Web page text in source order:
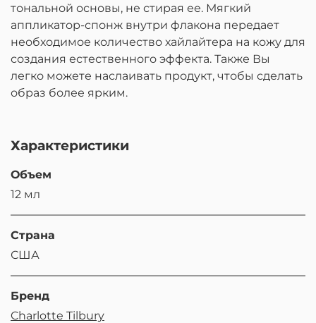
тональной основы, не стирая ее. Мягкий
аппликатор-спонж внутри флакона передает
необходимое количество хайлайтера на кожу для
создания естественного эффекта. Также Вы
легко можете наслаивать продукт, чтобы сделать
образ более ярким.
Характеристики
Объем
12 мл
Страна
США
Бренд
Charlotte Tilbury